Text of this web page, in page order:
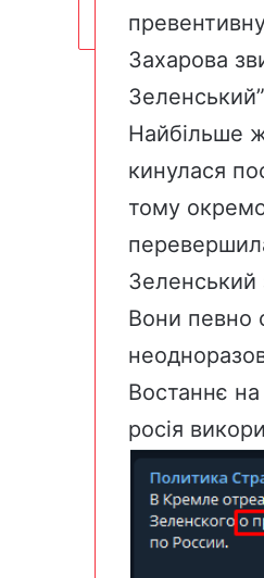
Захарова
Найбільше
кинулася
тому окремо
Зеленський
Вони певно
Востаннє
росія